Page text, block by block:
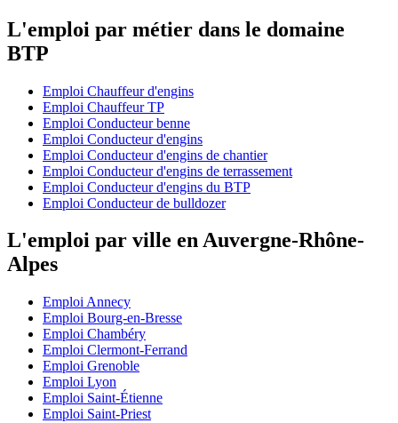
L'emploi par métier dans le domaine
BTP
Emploi Chauffeur d'engins
Emploi Chauffeur TP
Emploi Conducteur benne
Emploi Conducteur d'engins
Emploi Conducteur d'engins de chantier
Emploi Conducteur d'engins de terrassement
Emploi Conducteur d'engins du BTP
Emploi Conducteur de bulldozer
L'emploi par ville en Auvergne-Rhône-
Alpes
Emploi Annecy
Emploi Bourg-en-Bresse
Emploi Chambéry
Emploi Clermont-Ferrand
Emploi Grenoble
Emploi Lyon
Emploi Saint-Étienne
Emploi Saint-Priest